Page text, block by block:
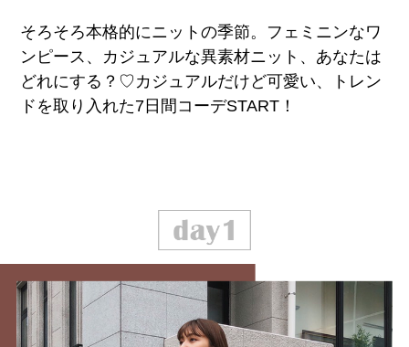
そろそろ本格的にニットの季節。フェミニンなワ
ンピース、カジュアルな異素材ニット、あなたは
どれにする？♡カジュアルだけど可愛い、トレン
ドを取り入れた7日間コーデSTART！